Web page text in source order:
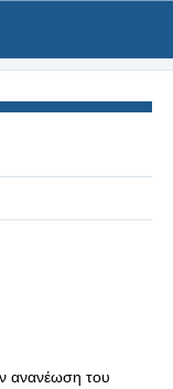
ανανέωση του